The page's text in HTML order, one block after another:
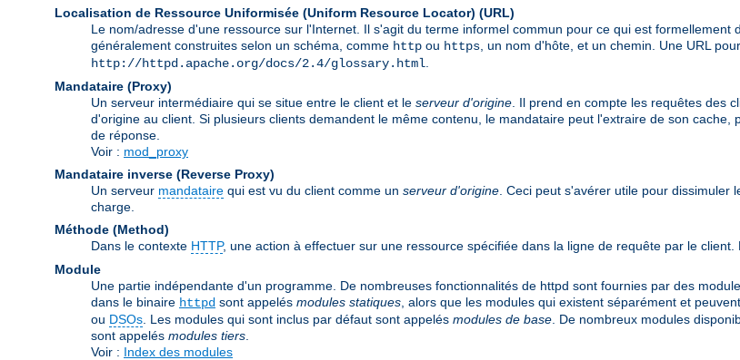
Localisation de Ressource Uniformisée (Uniform Resource Locator) (URL)
Le nom/adresse d'une ressource sur l'Internet. Il s'agit du terme informel commun pour ce qui est formellement
généralement construites selon un schéma, comme http ou https , un nom d'hôte, et un chemin. Une URL
http://httpd.apache.org/docs/2.4/glossary.html
Mandataire (Proxy)
Un serveur intermédiaire qui se situe entre le client et le serveur d'origine . Il prend en compte les requêtes des
d'origine au client. Si plusieurs clients demandent le même contenu, le mandataire peut l'extraire de son
de réponse.
Voir : mod_proxy
Mandataire inverse (Reverse Proxy)
Un serveur mandataire qui est vu du client comme un serveur d'origine . Ceci peut s'avérer utile pour
charge.
Méthode (Method)
Dans le contexte HTTP, une action à effectuer sur une ressource spécifiée dans la ligne de requête par le
Module
Une partie indépendante d'un programme. De nombreuses fonctionnalités de httpd sont fournies par des
dans le binaire httpd sont appelés modules statiques , alors que les modules qui existent séparément et
ou DSOs . Les modules qui sont inclus par défaut sont appelés modules de base . De nombreux modules
sont appelés modules tiers
Voir : Index des modules